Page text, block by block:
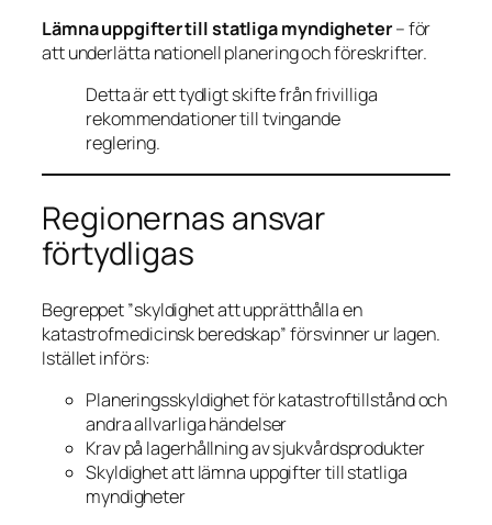
Lämna uppgifter till statliga myndigheter– för
att underlätta nationell planering och föreskrifter.
Detta är ett tydligt skifte från frivilliga
rekommendationer till tvingande
reglering.
Regionernas ansvar
förtydligas
Begreppet ”skyldighet att upprätthålla en
katastrofmedicinsk beredskap” försvinner ur lagen.
Istället införs:
Planeringsskyldighet för katastroftillstånd och
andra allvarliga händelser
Krav på lagerhållning av sjukvårdsprodukter
Skyldighet att lämna uppgifter till statliga
myndigheter